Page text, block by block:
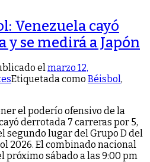
Venezuela cayó
se medirá a Japón
elmarzo 12,
Etiquetada como Béisbol,
el poderío ofensivo de la
derrotada 7 carreras por 5,
segundo lugar del Grupo D del
2026. El combinado nacional
próximo sábado a las 9:00 pm